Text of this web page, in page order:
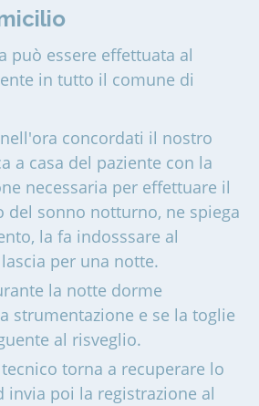
può essere effettuata al
in tutto il comune di
concordati il nostro
a casa del paziente con la
necessaria per effettuare il
del sonno notturno, ne spiega
la fa indosssare al
per una notte.
la notte dorme
strumentazione e se la toglie
al risveglio.
torna a recuperare lo
invia poi la registrazione al